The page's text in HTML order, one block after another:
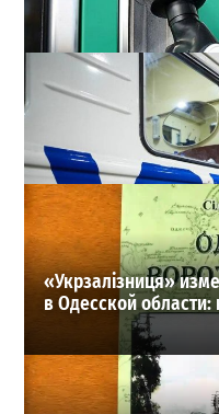
Неприятный сюрприз
снова взлетели цены
28-07-2026 в 06:47
ВИБОР РЕДАКЦИИ
«Укрзалізниця»
в Одесской